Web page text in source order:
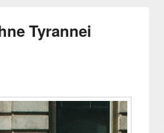
Tyrannei